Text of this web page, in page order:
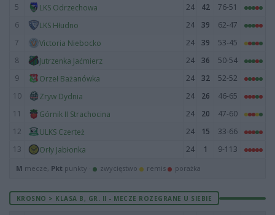
5
LKS Odrzechowa 24 42
76-51
6
LKS Hłudno 24 39
62-47
7
Victoria Niebocko 24 39
53-45
8
Jutrzenka Jaćmierz 24 36
50-54
9
Orzeł Bażanówka 24 32
52-52
10
Zryw Dydnia 24 26
46-65
11
Górnik II Strachocina 24 20
47-60
12
ULKS Czerteż 24 15
33-66
13
Orły Jabłonka 24 1 9-113
M mecze, Pkt punkty · zwycięstwo remis porażka
KROSNO > KLASA B, GR. II - MECZE ROZEGRANE U SIEBIE